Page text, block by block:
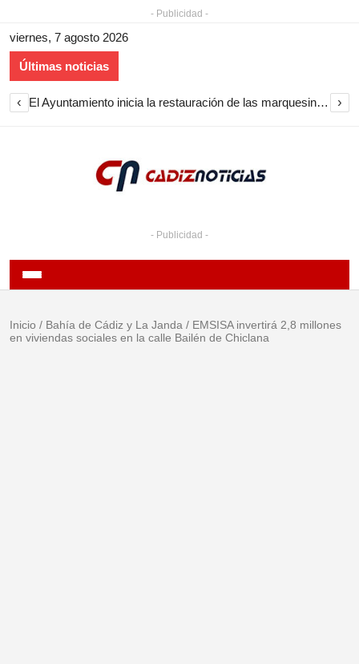
- Publicidad -
viernes, 7 agosto 2026
Últimas noticias
‹ El Ayuntamiento inicia la restauración de las marquesinas de Plaza Esteve para volver a instalarlas en el centro de Jerez ›
- Publicidad -
Inicio / Bahía de Cádiz y La Janda / EMSISA invertirá 2,8 millones
en viviendas sociales en la calle Bailén de Chiclana